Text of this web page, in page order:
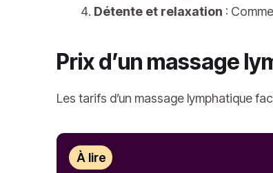
Détente et relaxation :
Prix d’un massage
Les tarifs d’un massage lymphatique
À lire